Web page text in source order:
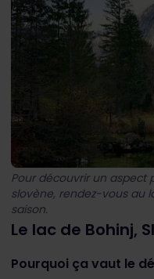
Pour découvrir un aspect
slovène, rendez-vous au
saison.
Le lac de Bohinj,
Pourquoi ça vaut le